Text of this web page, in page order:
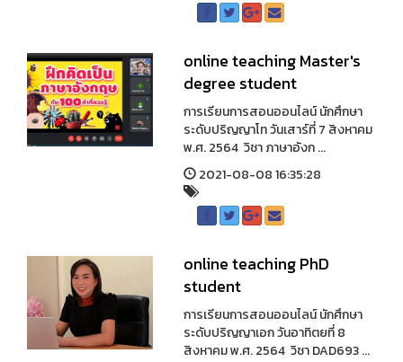
online teaching Master's
degree student
การเรียนการสอนออนไลน์ นักศึกษา
ระดับปริญญาโท วันเสาร์ที่ 7 สิงหาคม
พ.ศ. 2564 วิชา ภาษาอังก ...
2021-08-08 16:35:28
online teaching PhD
student
การเรียนการสอนออนไลน์ นักศึกษา
ระดับปริญญาเอก วันอาทิตยที่ 8
สิงหาคม พ.ศ. 2564 วิชา DAD693 ...